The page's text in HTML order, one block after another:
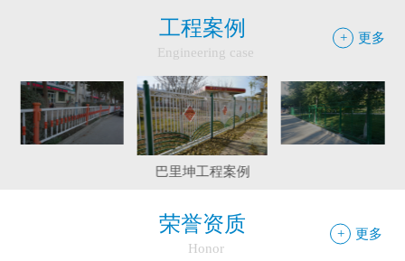
+
更多
工程案例
Engineering case
巴里坤工程案例
+ 更多
荣誉资质
Honor
边框护栏网：新疆金邦伟业以匠心铸...
球场围栏网：守护运动安全的“隐形...
新疆金邦伟业：方管铁艺护栏——安...
新疆金邦伟业道路隔离栅：以创新工...